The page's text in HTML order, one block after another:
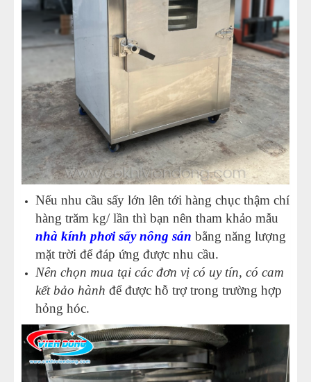
Nếu nhu cầu sấy lớn lên tới hàng chục thậm chí
hàng trăm kg/ lần thì bạn nên tham khảo mẫu
nhà kính phơi sấy nông sản bằng năng lượng
mặt trời để đáp ứng được nhu cầu.
Nên chọn mua tại các đơn vị có uy tín, có cam
kết bảo hành để được hỗ trợ trong trường hợp
hỏng hóc.